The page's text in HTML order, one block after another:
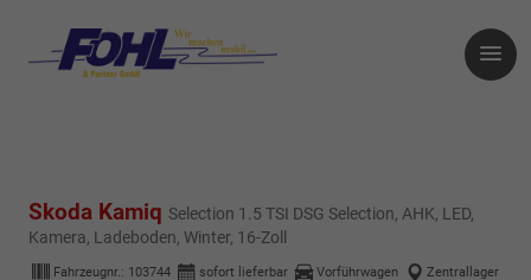
Skoda Kamiq Selection 1.5 TSI DSG Selection, AHK, LED,
Kamera, Ladeboden, Winter, 16-Zoll
Fahrzeugnr.: 103744 sofort lieferbar Vorführwagen Zentrallager